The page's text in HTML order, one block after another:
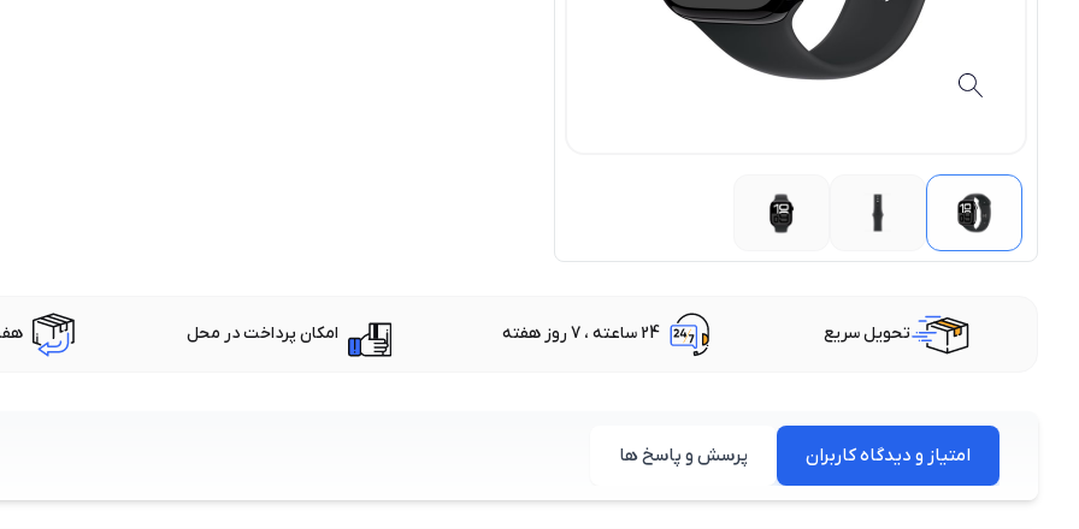
تحویل سریع 24 ساعته ، 7 روز هفته امکان پرداخت در محل
امتیاز و دیدگاه کاربران پرسش و پاسخ ها